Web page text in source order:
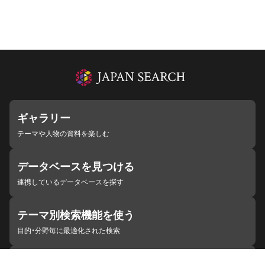
ギャラリー
テーマや人物の資料を楽しむ
データベースを見つける
連携しているデータベースを探す
テーマ別検索機能を使う
目的・分野毎に最適化された検索